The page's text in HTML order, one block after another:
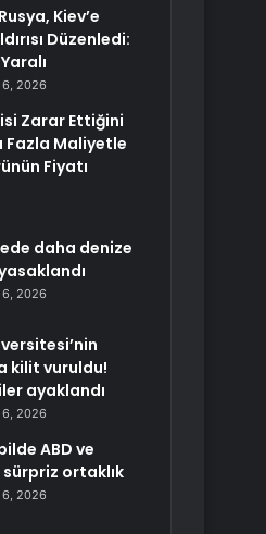
Kiev’e
Düzenledi:
2026
Zarar Ettiğini
Fazla Maliyetle
Fiyatı
daha denize
2026
kilit vuruldu!
ayaklandı
2026
ABD ve
sürpriz ortaklık
2026